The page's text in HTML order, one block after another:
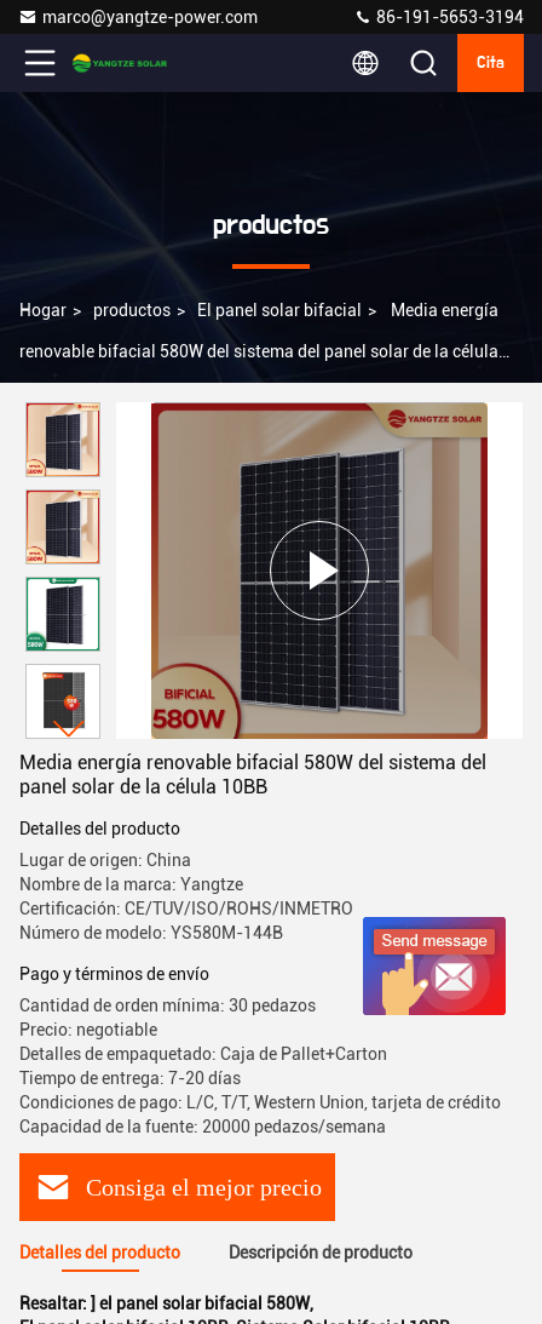
marco@yangtze-power.com 86-191-5653-3194
Cita
productos
Hogar > productos > El panel solar bifacial > Media energía
renovable bifacial 580W del sistema del panel solar de la célula
Media energía renovable bifacial 580W del sistema del
panel solar de la célula 10BB
Detalles del producto
Lugar de origen: China
Nombre de la marca: Yangtze
Certificación: CE/TUV/ISO/ROHS/INMETRO
Número de modelo: YS580M-144B
Pago y términos de envío
Cantidad de orden mínima: 30 pedazos
Precio: negotiable
Detalles de empaquetado: Caja de Pallet+Carton
Tiempo de entrega: 7-20 días
Condiciones de pago: L/C, T/T, Western Union, tarjeta de crédito
Capacidad de la fuente: 20000 pedazos/semana
Consiga el mejor precio
Detalles del producto Descripción de producto
Resaltar: ] el panel solar bifacial 580W,